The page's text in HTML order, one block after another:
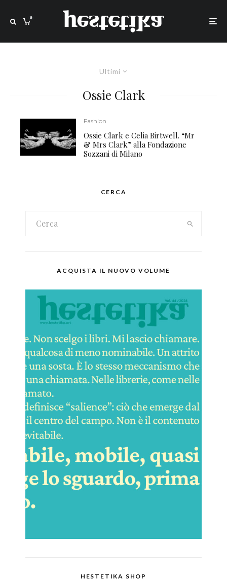
0
Ultimi
Ossie Clark
Fashion
Ossie Clark e Celia Birtwell. “Mr
& Mrs Clark” alla Fondazione
Sozzani di Milano
CERCA
ACQUISTA IL NUOVO VOLUME
HESTETIKA SHOP